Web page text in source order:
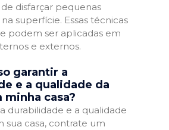
disfarçar pequenas
superfície. Essas técnicas
podem ser aplicadas em
e externos.
garantir a
e a qualidade da
minha casa?
durabilidade e a qualidade
sua casa, contrate um